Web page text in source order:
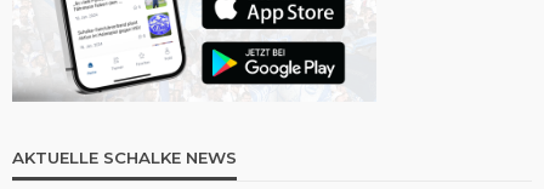
AKTUELLE SCHALKE NEWS